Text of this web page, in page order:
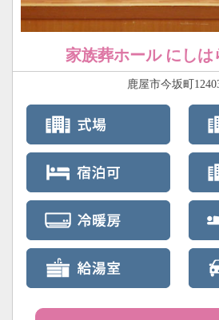
家族葬ホール にしは
鹿屋市今坂町